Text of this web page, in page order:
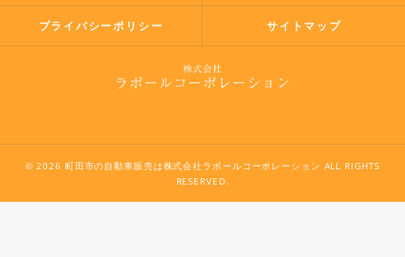
プライバシーポリシー サイトマップ
© 2026 町田市の自動車販売は株式会社ラポールコーポレーション ALL RIGHTS
RESERVED.